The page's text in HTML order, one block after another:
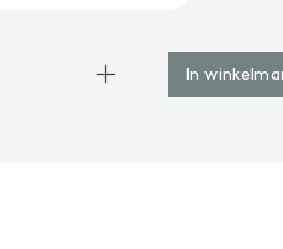
In